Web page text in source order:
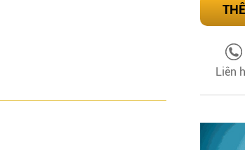
Liên